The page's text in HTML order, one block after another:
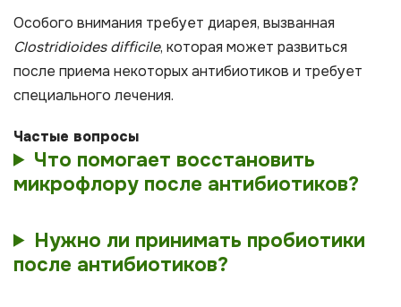
Особого внимания требует диарея, вызванная
Clostridioides difficile, которая может развиться
после приема некоторых антибиотиков и требует
специального лечения.
Частые вопросы
Что помогает восстановить
микрофлору после антибиотиков?
Нужно ли принимать пробиотики
после антибиотиков?